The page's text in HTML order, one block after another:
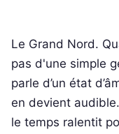
Le Grand Nord.
pas d'une simple
parle d’un état
en devient
le temps ralentit